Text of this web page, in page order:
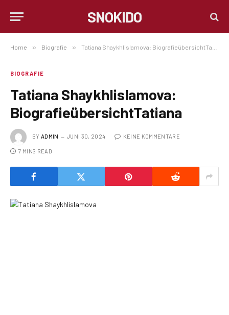
SNOKIDO
Home » Biografie » Tatiana Shaykhlislamova: BiografieübersichtTatiana
BIOGRAFIE
Tatiana Shaykhlislamova:
BiografieübersichtTatiana
BY ADMIN JUNI 30, 2024 KEINE KOMMENTARE
7 MINS READ